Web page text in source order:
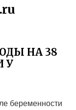
НА 38
У
беременности